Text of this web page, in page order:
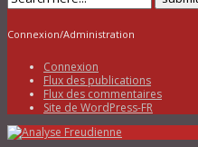
Connexion/Administration
Connexion
Flux des publications
Flux des commentaires
Site de WordPress-FR